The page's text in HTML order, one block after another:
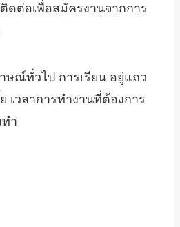
ดต่อเพื่อสมัครงานจากการ
ณ์ทั่วไป การเรียน อยู่แถว
เวลาการทำงานที่ต้องการ
ำ